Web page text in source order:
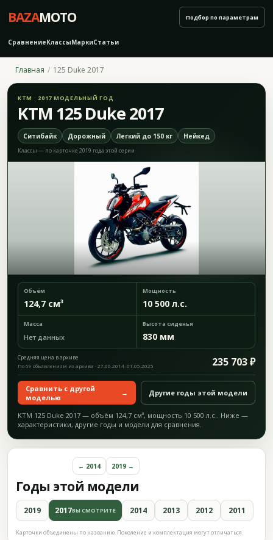
BAZAMOTO
СравнениеКлассыМаркиСтатьи
Подбор по параметрам
Главная 125 Duke 2017
KTM · 2017 МОДЕЛЬНЫЙ ГОД
KTM 125 Duke 2017
Ситибайк Дорожный Легкий до 150 кг Нейкед
Классы — по карточке 2019 года этой серии
Объём
124,7 см³
Мощность
10 500 л.с.
Масса
Нет данных
Высота сиденья
830 мм
Средняя цена в архиве 235 703 ₽
По 69 объявлениям из архива · 27.06.2014–01.05.2025
Сравнить с другой
моделью
→ Другие годы этой модели
KTM 125 Duke 2017 — объём 124,7 см³, мощность 10 500 л.с.. Ниже —
характеристики, другие годы и модели для сравнения.
Годы этой модели
← 2014 2019 →
2019 2017ВЫ СМОТРИТЕ 2014 2013 2012 2011
Карточки объединены по названию. Поколение и комплектация могут отличаться.